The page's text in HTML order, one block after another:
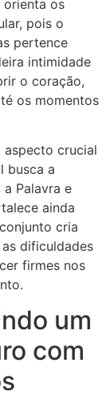
orienta os
pois o
pertence
intimidade
o coração,
os momentos
aspecto crucial
busca a
Palavra e
ainda
cria
dificuldades
firmes nos
um
com